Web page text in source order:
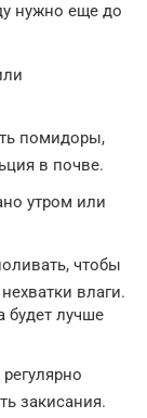
нужно еще до
помидоры,
в почве.
утром или
чтобы
влаги.
будет лучше
закисания.